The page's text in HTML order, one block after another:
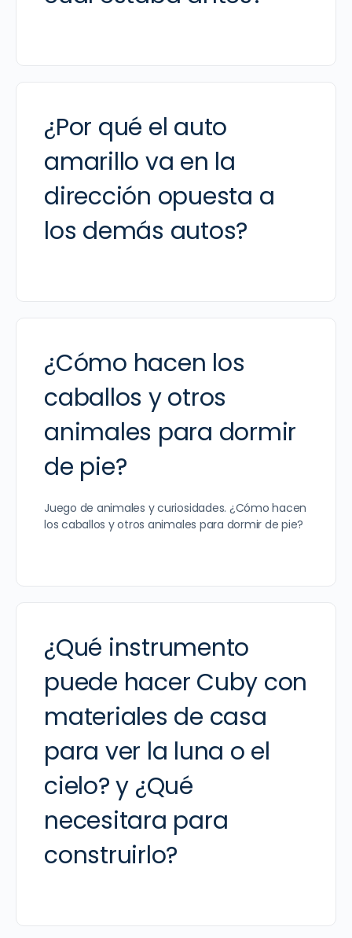
¿Por qué el auto
amarillo va en la
dirección opuesta a
los demás autos?
¿Cómo hacen los
caballos y otros
animales para dormir
de pie?
Juego de animales y curiosidades. ¿Cómo hacen
los caballos y otros animales para dormir de pie?
¿Qué instrumento
puede hacer Cuby con
materiales de casa
para ver la luna o el
cielo? y ¿Qué
necesitara para
construirlo?